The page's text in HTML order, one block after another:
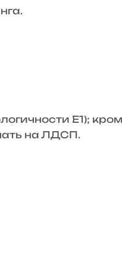
Е1);
на ЛДСП.